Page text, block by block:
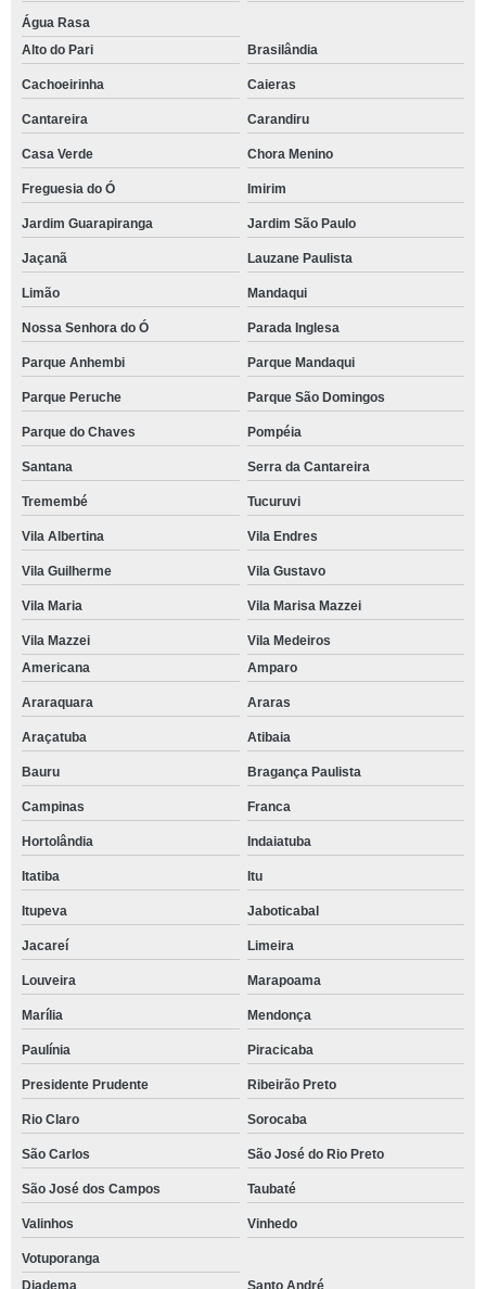
Água Rasa
Alto do Pari
Brasilândia
Cachoeirinha Caieras
Cantareira Carandiru
Casa Verde Chora Menino
Freguesia do Ó Imirim
Jardim Guarapiranga Jardim São Paulo
Jaçanã Lauzane Paulista
Limão Mandaqui
Nossa Senhora do Ó Parada Inglesa
Parque Anhembi Parque Mandaqui
Parque Peruche Parque São Domingos
Parque do Chaves Pompéia
Santana Serra da Cantareira
Tremembé Tucuruvi
Vila Albertina Vila Endres
Vila Guilherme Vila Gustavo
Vila Maria Vila Marisa Mazzei
Vila Mazzei
Vila Medeiros
Americana
Amparo
Araraquara Araras
Araçatuba Atibaia
Bauru Bragança Paulista
Campinas Franca
Hortolândia Indaiatuba
Itatiba Itu
Itupeva Jaboticabal
Jacareí Limeira
Louveira Marapoama
Marília Mendonça
Paulínia Piracicaba
Presidente Prudente Ribeirão Preto
Rio Claro Sorocaba
São Carlos São José do Rio Preto
São José dos Campos Taubaté
Valinhos Vinhedo
Votuporanga
Diadema
Santo André